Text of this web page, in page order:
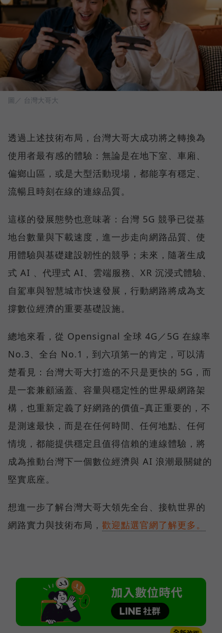
圖／ 台灣大哥大
透過上述技術布局，台灣大哥大成功將之轉換為
使用者最有感的體驗：無論是在地下室、車廂、
偏鄉山區，或是大型活動現場，都能享有穩定、
流暢且時刻在線的連線品質。
這樣的發展態勢也意味著：台灣 5G 競爭已從基
地台數量與下載速度，進一步走向網路品質、使
用體驗與基礎建設韌性的競爭；未來，隨著生成
式 AI 、代理式 AI、雲端服務、XR 沉浸式體驗、
自駕車與智慧城市快速發展，行動網路將成為支
撐數位經濟的重要基礎設施。
總地來看，從 Opensignal 全球 4G／5G 在線率
No.3、全台 No.1，到六項第一的肯定，可以清
楚看見：台灣大哥大打造的不只是更快的 5G，而
是一套兼顧涵蓋、容量與穩定性的世界級網路架
構，也重新定義了好網路的價值–真正重要的，不
是測速最快，而是在任何時間、任何地點、任何
情境，都能提供穩定且值得信賴的連線體驗，將
成為推動台灣下一個數位經濟與 AI 浪潮最關鍵的
堅實底座。
想進一步了解台灣大哥大領先全台、接軌世界的
網路實力與技術布局， 歡迎點選官網了解更多。